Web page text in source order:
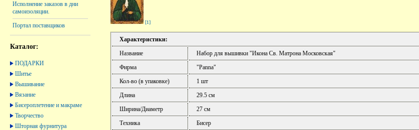
Исполнение заказов в дни
самоизоляции.
Портал поставщиков
Каталог:
ПОДАРКИ
Шитье
Вышивание
Вязание
Бисероплетение и макраме
Творчество
Шторная фурнитура
[1]
Характеристики:
Название
Набор для вышивки "Икона Св. Матрона Московская"
Фирма
"Panna"
Кол-во (в упаковке)
1 шт
Длина
29.5 см
Ширина/Диаметр
27 см
Техника
Бисер